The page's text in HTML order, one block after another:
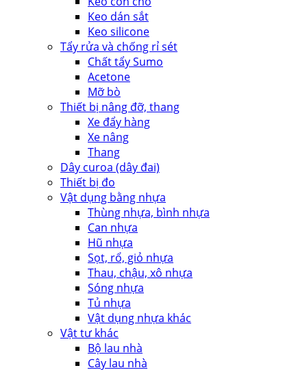
Keo dán sắt
Keo silicone
Tẩy rửa và chống rỉ sét
Chất tẩy Sumo
Acetone
Mỡ bò
Thiết bị nâng đỡ, thang
Xe đẩy hàng
Xe nâng
Thang
Dây curoa (dây đai)
Thiết bị đo
Vật dụng bằng nhựa
Thùng nhựa, bình nhựa
Can nhựa
Hũ nhựa
Sọt, rổ, giỏ nhựa
Thau, chậu, xô nhựa
Sóng nhựa
Tủ nhựa
Vật dụng nhựa khác
Vật tư khác
Bộ lau nhà
Cây lau nhà